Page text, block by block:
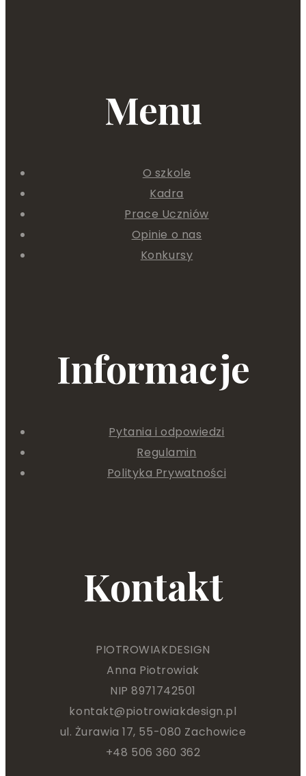
Menu
O szkole
Kadra
Prace Uczniów
Opinie o nas
Konkursy
Informacje
Pytania i odpowiedzi
Regulamin
Polityka Prywatności
Kontakt
PIOTROWIAKDESIGN
Anna Piotrowiak
NIP 8971742501
kontakt@piotrowiakdesign.pl
ul. Żurawia 17, 55-080 Zachowice
+48 506 360 362